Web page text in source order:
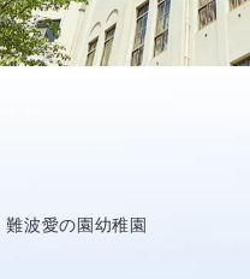
難波愛の園幼稚園